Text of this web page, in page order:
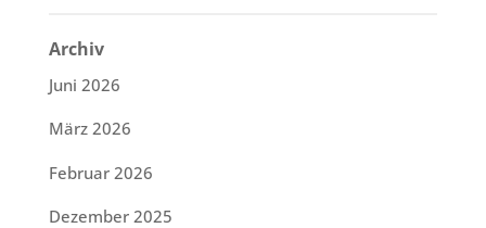
Archiv
Juni 2026
März 2026
Februar 2026
Dezember 2025